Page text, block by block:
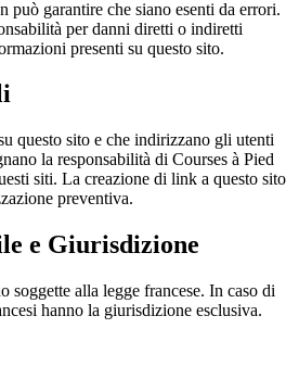
può garantire che siano esenti da errori.
per danni diretti o indiretti
presenti su questo sito.
questo sito e che indirizzano gli utenti
la responsabilità di Courses à Pied
siti. La creazione di link a questo sito
preventiva.
e Giurisdizione
soggette alla legge francese. In caso di
hanno la giurisdizione esclusiva.